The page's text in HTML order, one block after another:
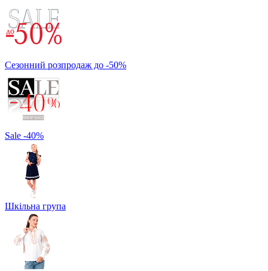
Сезонний розпродаж до -50%
Sale -40%
Шкільна група